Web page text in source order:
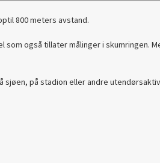
800 meters avstand.
som også tillater målinger i skumringen.
på stadion eller andre